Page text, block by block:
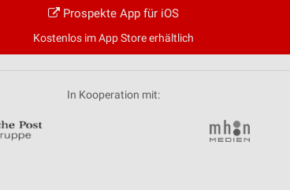
Prospekte App für iOS
Kostenlos im App Store erhältlich
In Kooperation mit: